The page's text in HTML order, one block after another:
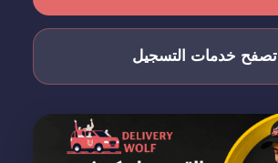
تصفح خدمات التسجيل